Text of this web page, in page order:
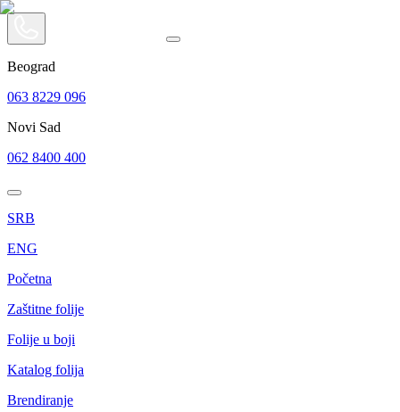
Beograd
063 8229 096
Novi Sad
062 8400 400
SRB
ENG
Početna
Zaštitne folije
Folije u boji
Katalog folija
Brendiranje